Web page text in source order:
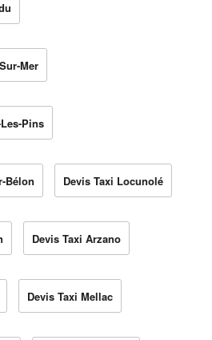
Mer
Pins
Bélon Devis Taxi Locunolé
Devis Taxi Arzano
Devis Taxi Mellac